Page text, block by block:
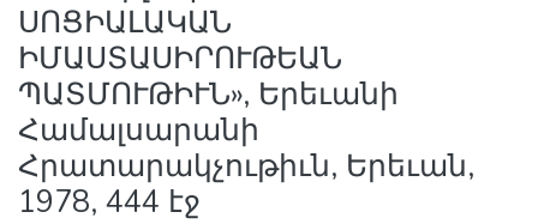
Collections
All of DSpace
ՍՈՑԻԱԼԱԿԱՆ
ԻՄԱՍՏԱՍԻՐՈՒԹԵԱՆ
ՊԱՏՄՈՒԹԻՒՆ», Երեւանի
Համալսարանի
Հրատարակչութիւն, Երեւան,
1978, 444 էջ